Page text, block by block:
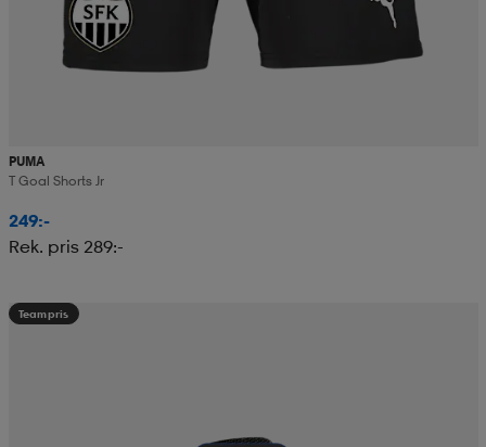
PUMA
T Goal Shorts Jr
249:-
Rek. pris 289:-
Teampris